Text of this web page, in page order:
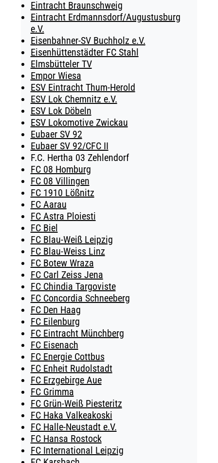
Eintracht Braunschweig
Eintracht Erdmannsdorf/Augustusburg
e.V.
Eisenbahner-SV Buchholz e.V.
Eisenhüttenstädter FC Stahl
Elmsbütteler TV
Empor Wiesa
ESV Eintracht Thum-Herold
ESV Lok Chemnitz e.V.
ESV Lok Döbeln
ESV Lokomotive Zwickau
Eubaer SV 92
Eubaer SV 92/CFC II
F.C. Hertha 03 Zehlendorf
FC 08 Homburg
FC 08 Villingen
FC 1910 Lößnitz
FC Aarau
FC Astra Ploiesti
FC Biel
FC Blau-Weiß Leipzig
FC Blau-Weiss Linz
FC Botew Wraza
FC Carl Zeiss Jena
FC Chindia Targoviste
FC Concordia Schneeberg
FC Den Haag
FC Eilenburg
FC Eintracht Münchberg
FC Eisenach
FC Energie Cottbus
FC Enheit Rudolstadt
FC Erzgebirge Aue
FC Grimma
FC Grün-Weiß Piesteritz
FC Haka Valkeakoski
FC Halle-Neustadt e.V.
FC Hansa Rostock
FC International Leipzig